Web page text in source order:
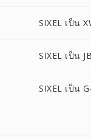
SIXEL เป็น
SIXEL เป็น
SIXEL เป็น